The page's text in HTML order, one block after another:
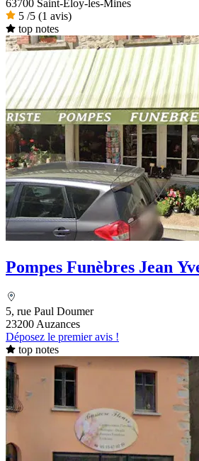
63700 Saint-Éloy-les-Mines
5 /5 (1 avis)
top notes
Pompes Funèbres Jean
5, rue Paul Doumer
23200 Auzances
Déposez le premier avis !
top notes